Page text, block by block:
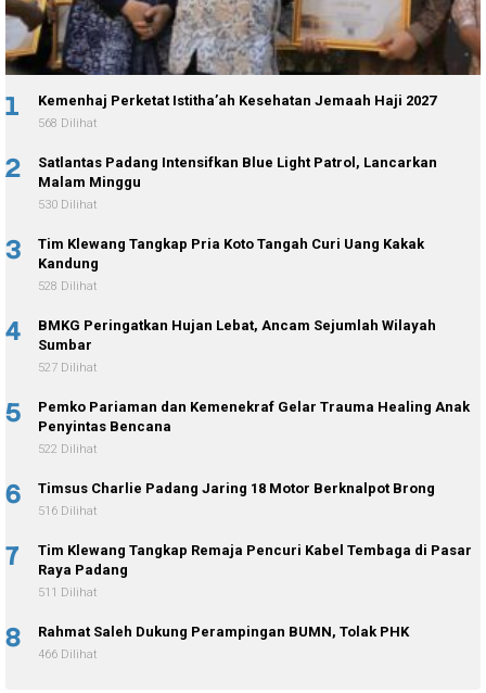
1 Kemenhaj Perketat Istitha’ah Kesehatan Jemaah Haji 2027
568 Dilihat
2
Satlantas Padang Intensifkan Blue Light Patrol, Lancarkan
Malam Minggu
530 Dilihat
3
Tim Klewang Tangkap Pria Koto Tangah Curi Uang Kakak
Kandung
528 Dilihat
4
BMKG Peringatkan Hujan Lebat, Ancam Sejumlah Wilayah
Sumbar
527 Dilihat
5
Pemko Pariaman dan Kemenekraf Gelar Trauma Healing Anak
Penyintas Bencana
522 Dilihat
6 Timsus Charlie Padang Jaring 18 Motor Berknalpot Brong
516 Dilihat
7
Tim Klewang Tangkap Remaja Pencuri Kabel Tembaga di Pasar
Raya Padang
511 Dilihat
8 Rahmat Saleh Dukung Perampingan BUMN, Tolak PHK
466 Dilihat